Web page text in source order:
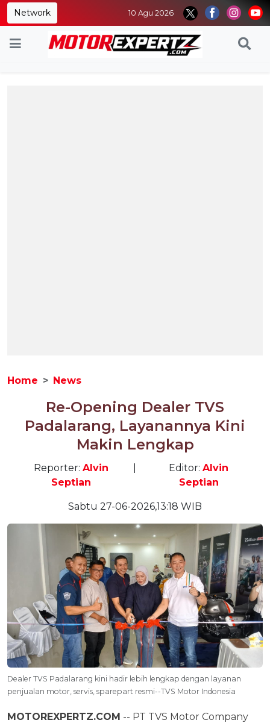
Network 10 Agu 2026
Home News
Re-Opening Dealer TVS
Padalarang, Layanannya Kini
Makin Lengkap
Reporter: Alvin
Septian
Editor:Alvin
Septian
Sabtu 27-06-2026,13:18 WIB
Dealer TVS Padalarang kini hadir lebih lengkap dengan layanan
penjualan motor, servis, sparepart resmi--TVS Motor Indonesia
MOTOREXPERTZ.COM -- PT TVS Motor Company